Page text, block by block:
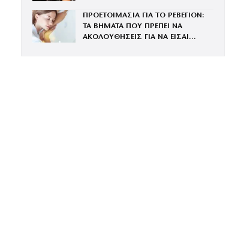
ΠΡΟΕΤΟΙΜΑΣΙΑ ΓΙΑ ΤΟ ΡΕΒΕΓΙΟΝ:
ΤΑ ΒΗΜΑΤΑ ΠΟΥ ΠΡΕΠΕΙ ΝΑ
ΑΚΟΛΟΥΘΗΣΕΙΣ ΓΙΑ ΝΑ ΕΙΣΑΙ